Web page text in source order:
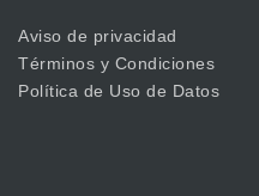
Aviso de privacidad
Términos y Condiciones
Política de Uso de Datos